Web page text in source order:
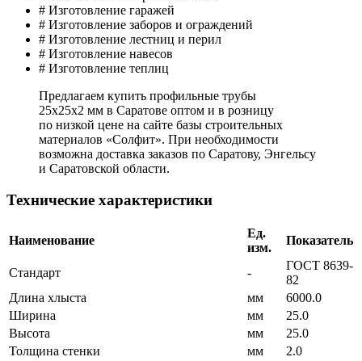
# Изготовление гаражей
# Изготовление заборов и ограждений
# Изготовление лестниц и перил
# Изготовление навесов
# Изготовление теплиц
Предлагаем купить профильные трубы
25х25х2 мм в Саратове оптом и в розницу
по низкой цене на сайте базы строительных
материалов «Солфит». При необходимости
возможна доставка заказов по Саратову, Энгельсу
и Саратовской области.
Технические характеристики
Наименование
Ед.
изм.
Показатель
Cтандарт -
ГОСТ 8639-
82
Длина хлыста
мм
6000.0
Ширина
мм
25.0
Высота
мм
25.0
Толщина стенки
мм
2.0